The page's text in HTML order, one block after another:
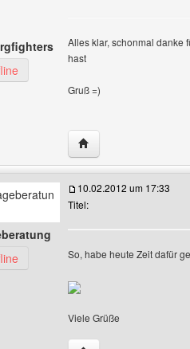
Benutzer-Profile anzeigen
Alles klar, schonmal danke
hast
Gruß =)
Website dieses
Benutzer-Profile anzeigen
10.02.2012 um 17:33
Titel:
So, habe heute Zeit dafür
Viele Grüße